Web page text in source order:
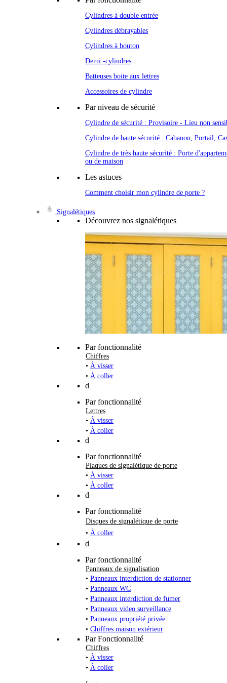
Cylindres à double entrée
Cylindres débrayables
Cylindres à bouton
Demi -cylindres
Batteuses boite aux lettres
Accessoires de cylindre
Par niveau de sécurité
Cylindre de sécurité : Provisoire - Lieu non
Cylindre de haute sécurité : Cabanon, Portail,
Cylindre de très haute sécurité : Porte
ou de maison
Les astuces
Comment choisir mon cylindre de porte ?
Signalétiques
Découvrez nos signalétiques
Par fonctionnalité
Chiffres
• À visser
• À coller
d
Par fonctionnalité
Lettres
• À visser
• À coller
d
Par fonctionnalité
Plaques de signalétique de porte
• À visser
• À coller
d
Par fonctionnalité
Disques de signalétique de porte
• À coller
d
Par fonctionnalité
Panneaux de signalisation
• Panneaux interdiction de stationner
• Panneaux WC
• Panneaux interdiction de fumer
• Panneaux video surveillance
• Panneaux propriété privée
• Chiffres maison extérieur
Par Fonctionnalité
Chiffres
• À visser
• À coller